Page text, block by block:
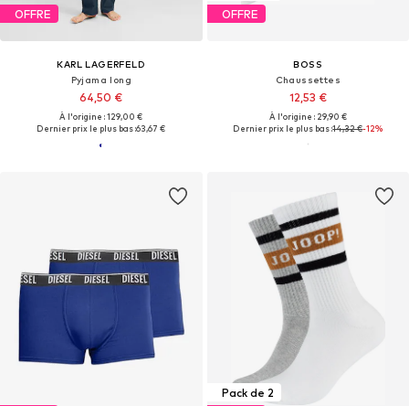
OFFRE
KARL LAGERFELD
Pyjama long
64,50 €
À l'origine : 129,00 €
Dernier prix le plus bas :63,67 €
OFFRE
BOSS
Chaussettes
12,53 €
À l'origine : 29,90 €
Dernier prix le plus bas :14,32 €-12%
Pack de 2